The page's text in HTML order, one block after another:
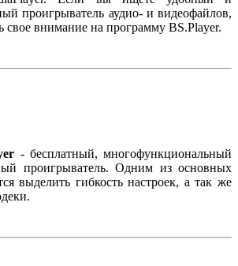
проигрыватель аудио- и видеофайлов,
свое внимание на программу BS.Player.
- бесплатный, многофункциональный
проигрыватель. Одним из основных
выделить гибкость настроек, а так же